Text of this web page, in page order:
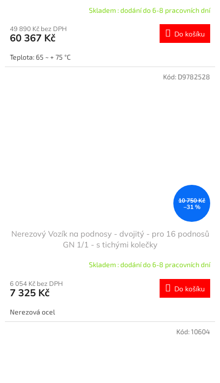
Skladem : dodání do 6-8 pracovních dní
49 890 Kč bez DPH
60 367 Kč Do košíku
Teplota: 65 ~ + 75 °C
10 750 Kč
–31 %
Nerezový Vozík na podnosy - dvojitý - pro 16 podnosů
GN 1/1 - s tichými kolečky
Skladem : dodání do 6-8 pracovních dní
6 054 Kč bez DPH
7 325 Kč Do košíku
Nerezová ocel
Kód: D9782528
Kód:10604